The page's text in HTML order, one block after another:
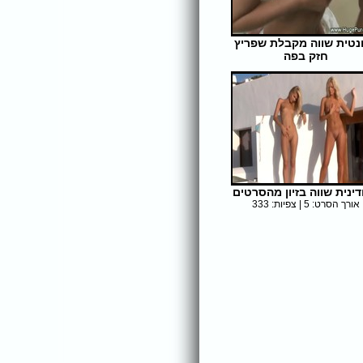
שווה מקבלת שפריץ
חזק בפה
שווה בזיון מהסרטים
אורך הסרט: 5 | צפיות: 333